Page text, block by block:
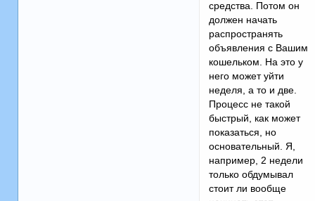
средства. Потом он
должен начать
распространять
объявления с Вашим
кошельком. На это у
него может уйти
неделя, а то и две.
Процесс не такой
быстрый, как может
показаться, но
основательный. Я,
например, 2 недели
только обдумывал
стоит ли вообще